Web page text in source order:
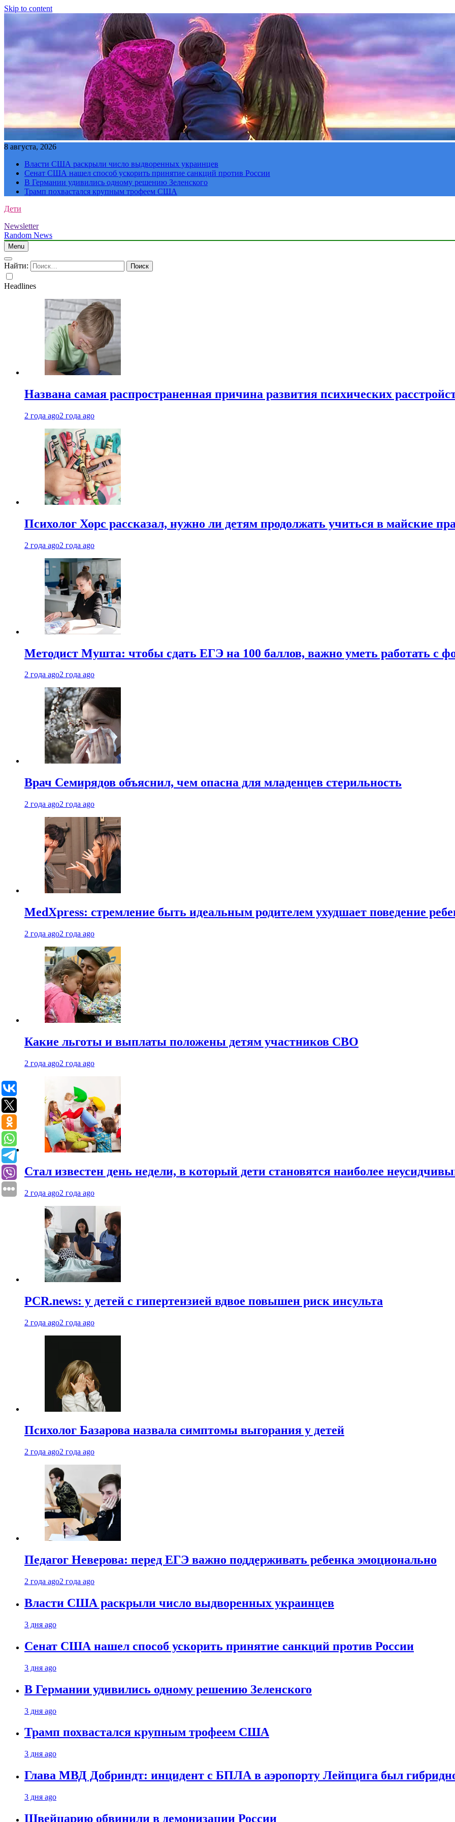
Skip to content
8 августа, 2026
Власти США раскрыли число выдворенных украинцев
Сенат США нашел способ ускорить принятие санкций против России
В Германии удивились одному решению Зеленского
Трамп похвастался крупным трофеем США
Дети
Newsletter
Random News
Menu
Найти:
Headlines
Названа самая распространенная причина развития психических
2 года ago2 года ago
Психолог Хорс рассказал, нужно ли детям продолжать учиться в майские
2 года ago2 года ago
Методист Мушта: чтобы сдать ЕГЭ на 100 баллов, важно уметь работать с
2 года ago2 года ago
Врач Семирядов объяснил, чем опасна для младенцев стерильность
2 года ago2 года ago
MedXpress: стремление быть идеальным родителем ухудшает поведение
2 года ago2 года ago
Какие льготы и выплаты положены детям участников СВО
2 года ago2 года ago
Стал известен день недели, в который дети становятся наиболее
2 года ago2 года ago
PCR.news: у детей с гипертензией вдвое повышен риск инсульта
2 года ago2 года ago
Психолог Базарова назвала симптомы выгорания у детей
2 года ago2 года ago
Педагог Неверова: перед ЕГЭ важно поддерживать ребенка эмоционально
2 года ago2 года ago
Власти США раскрыли число выдворенных украинцев
3 дня ago
Сенат США нашел способ ускорить принятие санкций против России
3 дня ago
В Германии удивились одному решению Зеленского
3 дня ago
Трамп похвастался крупным трофеем США
3 дня ago
Глава МВД Добриндт: инцидент с БПЛА в аэропорту Лейпцига был
3 дня ago
Швейцарию обвинили в демонизации России